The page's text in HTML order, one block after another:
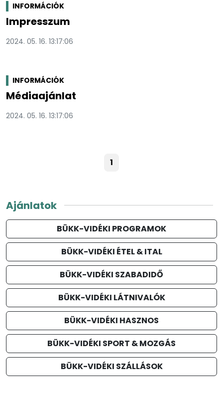
INFORMÁCIÓK
Impresszum
2024. 05. 16. 13:17:06
INFORMÁCIÓK
Médiaajánlat
2024. 05. 16. 13:17:06
1
Ajánlatok
BÜKK-VIDÉKI PROGRAMOK
BÜKK-VIDÉKI ÉTEL & ITAL
BÜKK-VIDÉKI SZABADIDŐ
BÜKK-VIDÉKI LÁTNIVALÓK
BÜKK-VIDÉKI HASZNOS
BÜKK-VIDÉKI SPORT & MOZGÁS
BÜKK-VIDÉKI SZÁLLÁSOK